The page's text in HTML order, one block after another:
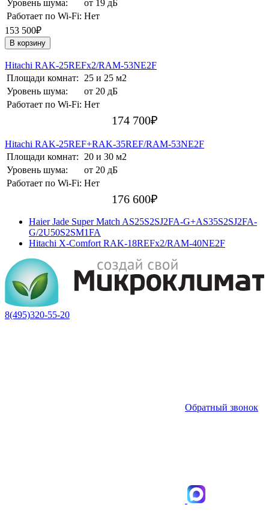
Уровень шума:
от 19 дБ
Работает по Wi-Fi: Нет
153 500₽
В корзину
Hitachi RAK-25REFх2/RAM-53NE2F
Площади комнат:
25 и 25 м2
Уровень шума:
от 20 дБ
Работает по Wi-Fi: Нет
174 700₽
Hitachi RAK-25REF+RAK-35REF/RAM-53NE2F
Площади комнат:
20 и 30 м2
Уровень шума:
от 20 дБ
Работает по Wi-Fi: Нет
176 600₽
Haier Jade Super Match AS25S2SJ2FA-G+AS35S2SJ2FA-
G/2U50S2SM1FA
Hitachi X-Comfort RAK-18REFх2/RAM-40NE2F
8(495)320-55-20
Обратный звонок